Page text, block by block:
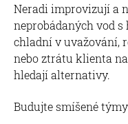
Neradi improvizují a
neprobádaných vod
chladní v uvažování,
nebo ztrátu klienta
hledají alternativy.
Budujte smíšené týmy